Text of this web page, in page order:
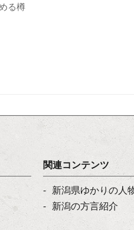
る樽
関連コンテンツ
新潟県ゆかりの人
新潟の方言紹介